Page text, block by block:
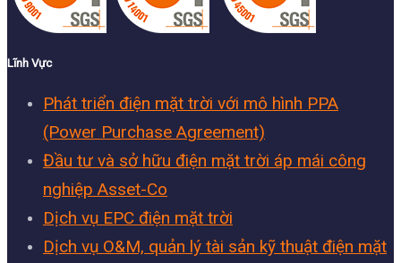
Lĩnh Vực
Phát triển điện mặt trời với mô hình PPA
(Power Purchase Agreement)
Đầu tư và sở hữu điện mặt trời áp mái công
nghiệp Asset-Co
Dịch vụ EPC điện mặt trời
Dịch vụ O&M, quản lý tài sản kỹ thuật điện mặt